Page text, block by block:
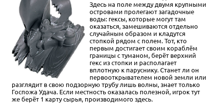
Здесь на поле между двумя крупными
островами пролегают загадочные
воды: гексы, которые могут там
оказаться, замешиваются отдельно
случайным образом и кладутся
стопкой рядом с полем. Тот, кто
первым достигает своим кораблём
границы с туманом, берёт верхний
гекс из стопки и располагает
вплотную к паруснику. Станет ли он
первооткрывателем новой земли или
разглядит в свою подзорную трубу лишь волны, знает только
Госпожа Удача. Если местность оказалась полезной, игрок тут
же берёт 1 карту сырья, производимого здесь.